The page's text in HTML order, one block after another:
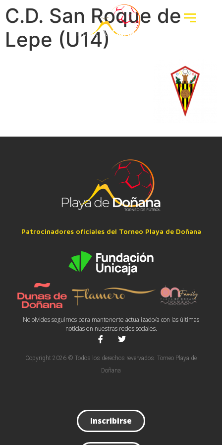
C.D. San Roque de
Lepe (U14)
Patrocinadores oficiales del Torneo Playa de Doñana
No olvides seguirnos para mantenerte actualizado/a con las últimas
noticias en nuestras redes sociales.
Copyright 2026 © Todos los derechos revervados. Torneo Playa de
Doñana
Inscribirse